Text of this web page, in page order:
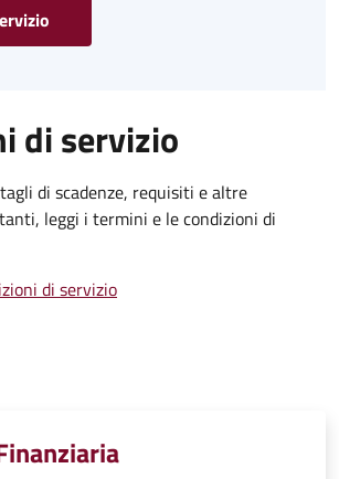
di servizio
di scadenze, requisiti e altre
leggi i termini e le condizioni di
di servizio